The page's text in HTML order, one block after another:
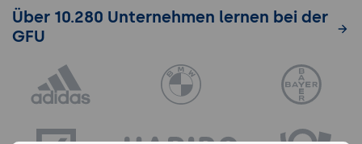
Über 10.280 Unternehmen lernen bei der
GFU